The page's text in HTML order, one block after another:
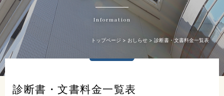
入院について
家族相談
Information
トップページ おしらせ 診断書・文書料金一覧表
診断書・文書料金一覧表